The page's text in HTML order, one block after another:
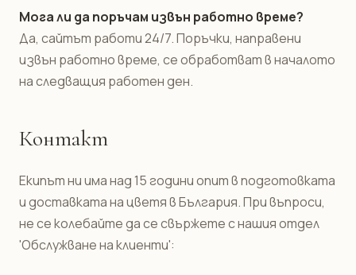
Мога ли да поръчам извън работно време?
Да, сайтът работи 24/7. Поръчки, направени
извън работно време, се обработват в началото
на следващия работен ден.
Контакт
Екипът ни има над 15 години опит в подготовката
и доставката на цветя в България. При въпроси,
не се колебайте да се свържете с нашия отдел
'Обслужване на клиенти':